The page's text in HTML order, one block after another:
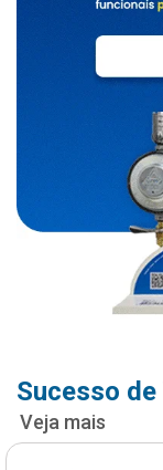
Sucesso
Veja mais